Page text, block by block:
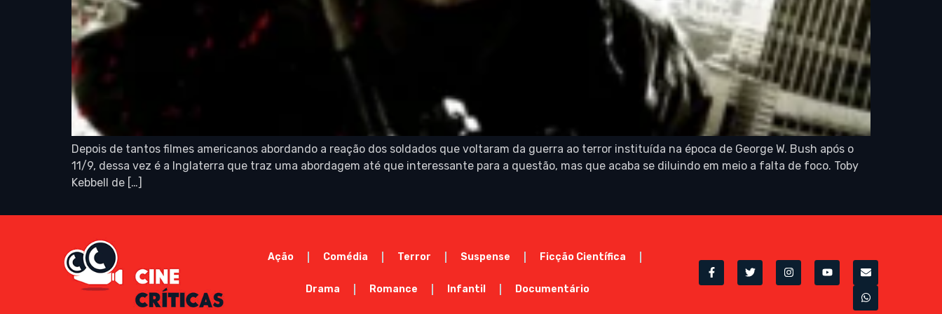
Depois de tantos filmes americanos abordando a reação dos soldados que voltaram da guerra ao terror instituída na época de George W. Bush após o
11/9, dessa vez é a Inglaterra que traz uma abordagem até que interessante para a questão, mas que acaba se diluindo em meio a falta de foco. Toby
Kebbell de […]
Ação Comédia Terror Suspense Ficção Científica
Drama Romance Infantil Documentário